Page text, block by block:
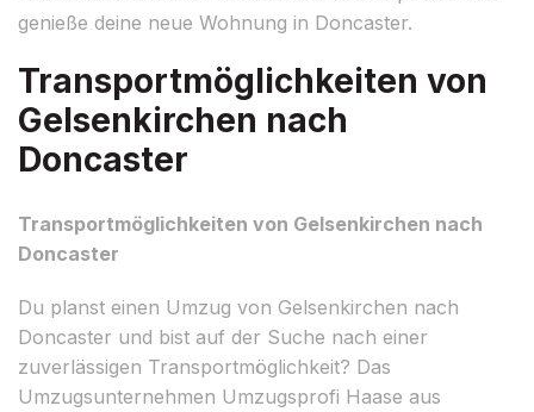
genieße deine neue Wohnung in Doncaster.
Transportmöglichkeiten von
Gelsenkirchen nach
Doncaster
Transportmöglichkeiten von Gelsenkirchen nach
Doncaster
Du planst einen Umzug von Gelsenkirchen nach
Doncaster und bist auf der Suche nach einer
zuverlässigen Transportmöglichkeit? Das
Umzugsunternehmen Umzugsprofi Haase aus